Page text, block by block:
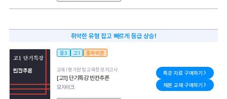
취약한 유형 잡고 빠르게 등급 상승!
중3 고1 중하위권
교재 l평가원 및 교육청 모의고사
[고1] 단기특강 빈칸추론
모자이크
특강 자료 구매하기
제본 교재 구매하기